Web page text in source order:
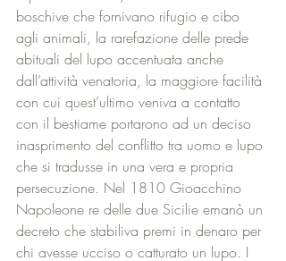
boschive che fornivano rifugio e cibo
agli animali, la rarefazione delle prede
abituali del lupo accentuata anche
dall’attività venatoria, la maggiore facilità
con cui quest’ultimo veniva a contatto
con il bestiame portarono ad un deciso
inasprimento del conflitto tra uomo e lupo
che si tradusse in una vera e propria
persecuzione. Nel 1810 Gioacchino
Napoleone re delle due Sicilie emanò un
decreto che stabiliva premi in denaro per
chi avesse ucciso o catturato un lupo. I